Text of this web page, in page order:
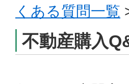
くある質問一覧
不動産購入